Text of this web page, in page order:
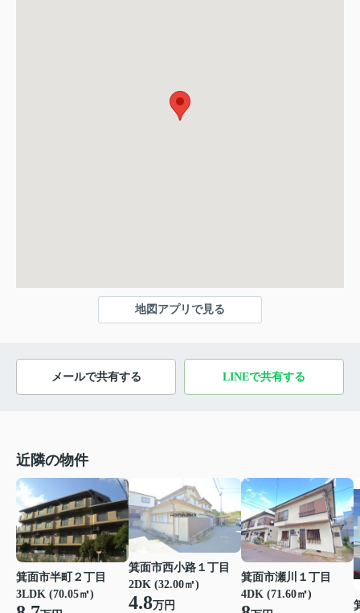
地図アプリで見る
メールで共有する LINEで共有する
近隣の物件
箕面市半町２丁目
3LDK (70.05㎡)
箕面市西小路１丁目
2DK (32.00㎡)
4.8万円
箕面市瀬川１丁目
4DK (71.60㎡)